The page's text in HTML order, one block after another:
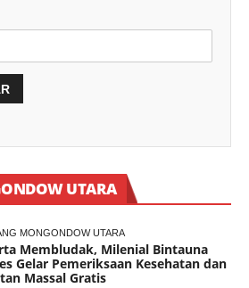
UTARA
MONGONDOW UTARA
Membludak, Milenial Bintauna
Gelar Pemeriksaan Kesehatan dan
Massal Gratis